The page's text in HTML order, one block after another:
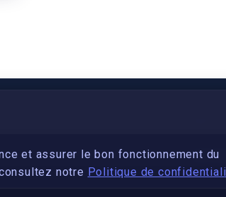
et assurer le bon fonctionnement du
notre Politique de
avec IronSkill Academy